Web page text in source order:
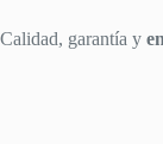
Calidad, garantía y